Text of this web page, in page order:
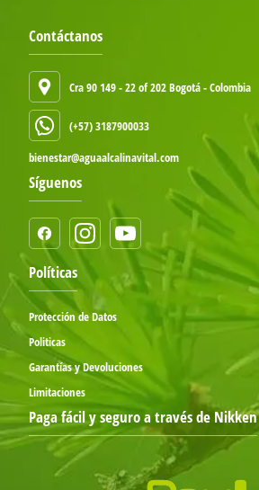
Contáctanos
Cra 90 149 - 22 of 202 Bogotá - Colombia
(+57) 3187900033
bienestar@aguaalcalinavital.com
Síguenos
Políticas
Protección de Datos
Politicas
Garantías y Devoluciones
Limitaciones
Paga fácil y seguro a través de Nikken